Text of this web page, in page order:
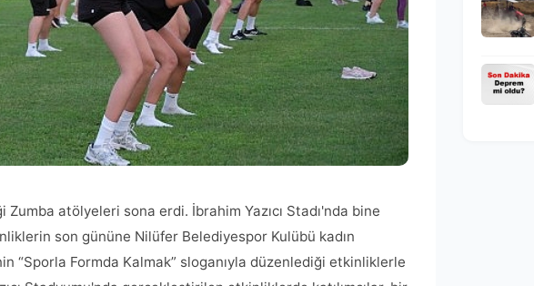
atölyeleri sona erdi. İbrahim Yazıcı Stadı'nda bine
son gününe Nilüfer Belediyespor Kulübü kadın
“Sporla Formda Kalmak” sloganıyla düzenlediği etkinliklerle